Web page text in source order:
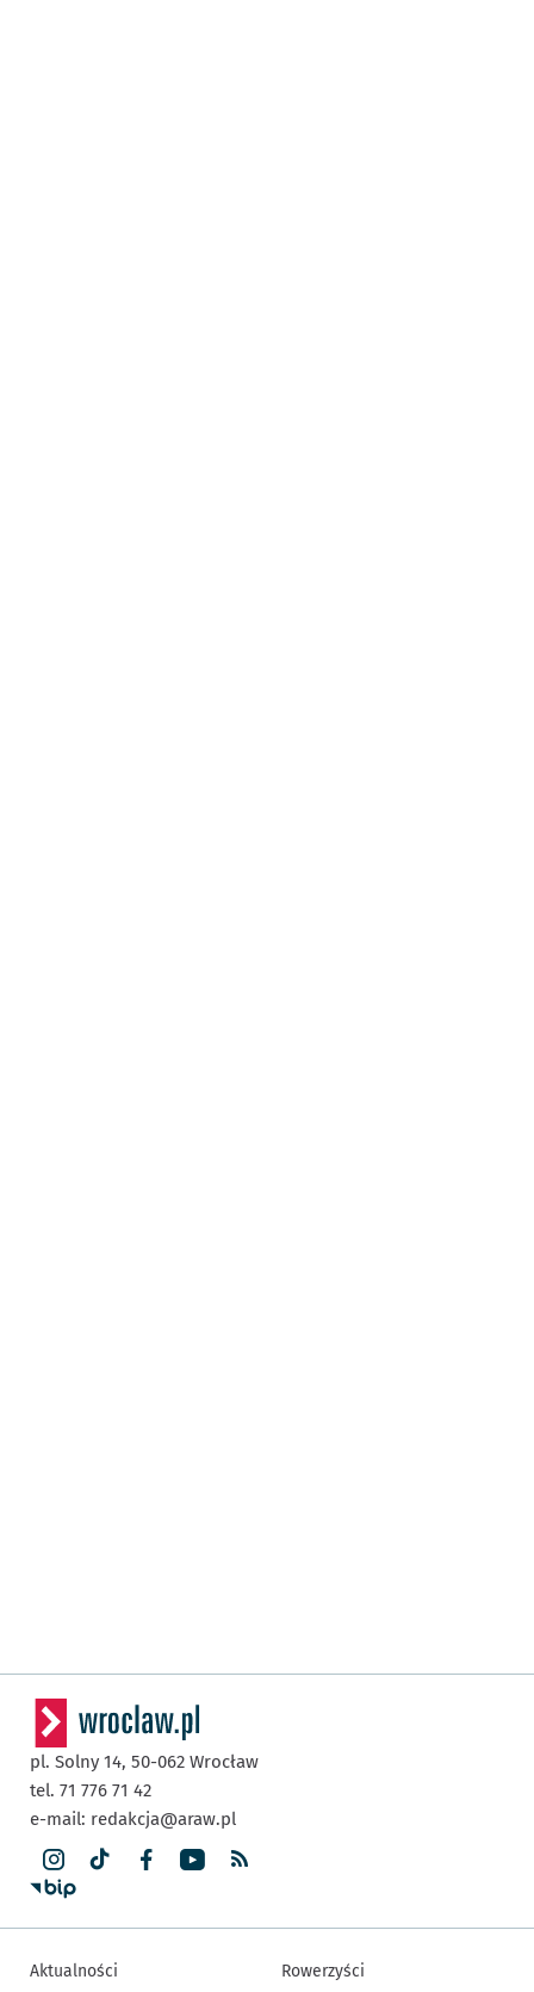
pl. Solny 14, 50-062 Wrocław
tel. 71 776 71 42
e-mail: redakcja@araw.pl
Aktualności Rowerzyści